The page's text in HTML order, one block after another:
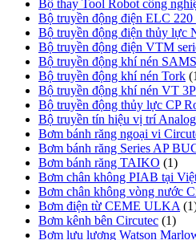
Bộ thay Tool Robot công
Bộ truyền động điện ELC
Bộ truyền động điện thủy lực
Bộ truyền động điện VTM
Bộ truyền động khí nén
Bộ truyền động khí nén Tork
Bộ truyền động khí nén VT
Bộ truyền động thủy lực CP
Bộ truyền tín hiệu vị trí
Bơm bánh răng ngoại vi
Bơm bánh răng Series AP
Bơm bánh răng TAIKO (1)
Bơm chân không PIAB tại
Bơm chân không vòng nước
Bơm điện từ CEME ULKA
Bơm kênh bên Circutec (1)
Bơm lưu lượng Watson